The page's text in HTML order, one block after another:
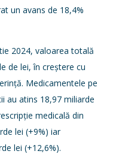
un avans de 18,4%
2024, valoarea totală
de lei, în creștere cu
Medicamentele pe
au atins 18,97 miliarde
medicală din
lei (+9%) iar
lei (+12,6%).